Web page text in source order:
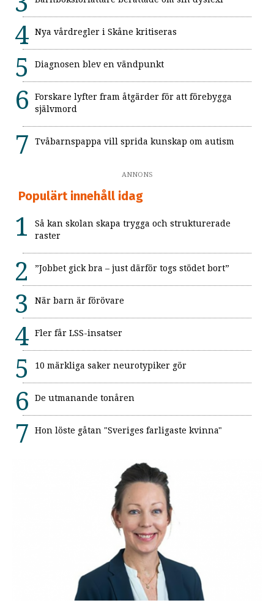
Nya vårdregler i Skåne kritiseras
Diagnosen blev en vändpunkt
Forskare lyfter fram åtgärder för att förebygga
självmord
Tvåbarnspappa vill sprida kunskap om autism
ANNONS
Populärt innehåll idag
Så kan skolan skapa trygga och strukturerade
raster
”Jobbet gick bra – just därför togs stödet bort”
När barn är förövare
Fler får LSS-insatser
10 märkliga saker neurotypiker gör
De utmanande tonåren
Hon löste gåtan "Sveriges farligaste kvinna"